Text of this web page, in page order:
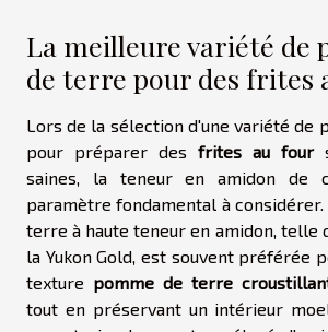
La meilleure variété de
de terre pour des frites
Lors de la sélection d'une variété de
pour préparer des frites au four
saines, la teneur en amidon de
paramètre fondamental à considérer.
terre à haute teneur en amidon, telle
la Yukon Gold, est souvent préférée
texture pomme de terre
tout en préservant un intérieur